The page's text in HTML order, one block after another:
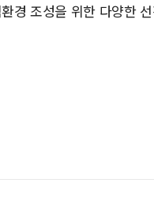
경 조성을 위한 다양한